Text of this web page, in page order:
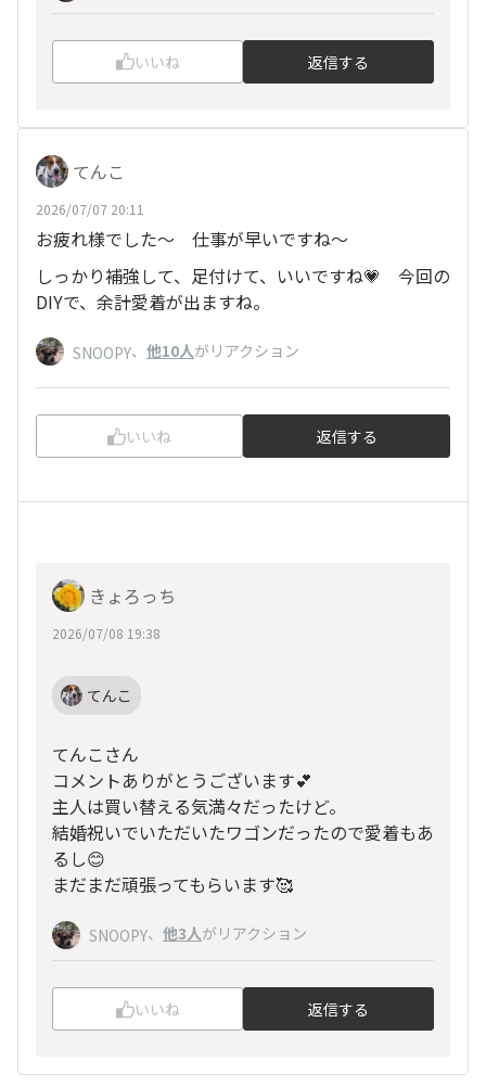
いいね 返信する
てんこ
2026/07/07 20:11
お疲れ様でした〜 仕事が早いですね〜
しっかり補強して、足付けて、いいですね💗 今回の
DIYで、余計愛着が出ますね。
SNOOPY、 他10人がリアクション
いいね 返信する
きょろっち
2026/07/08 19:38
てんこ
てんこさん
コメントありがとうございます💕
主人は買い替える気満々だったけど。
結婚祝いでいただいたワゴンだったので愛着もあ
るし😊
まだまだ頑張ってもらいます🥰
SNOOPY、 他3人がリアクション
いいね 返信する